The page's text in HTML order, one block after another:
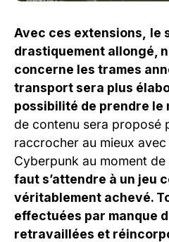
Avec ces extensions,
le
drastiquement allongé,
concerne les trames
transport sera plus
possibilité de prendre le
de contenu sera proposé
raccrocher au mieux
Cyberpunk au moment de
faut s’attendre à un jeu
véritablement achevé.
effectuées par manque
retravaillées et